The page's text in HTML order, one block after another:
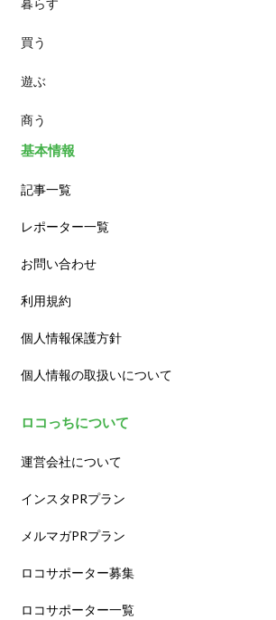
ランチ
カフェ
買う
遊ぶ
商う
基本情報
記事一覧
レポーター一覧
お問い合わせ
利用規約
個人情報保護方針
個人情報の取扱いについて
ロコっちについて
運営会社について
インスタPRプラン
メルマガPRプラン
ロコサポーター募集
ロコサポーター一覧